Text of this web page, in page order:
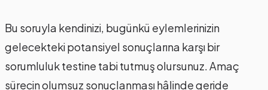
Bu soruyla kendinizi, bugünkü eylemlerinizin
gelecekteki potansiyel sonuçlarına karşı bir
sorumluluk testine tabi tutmuş olursunuz. Amaç
sürecin olumsuz sonuçlanması hâlinde geride